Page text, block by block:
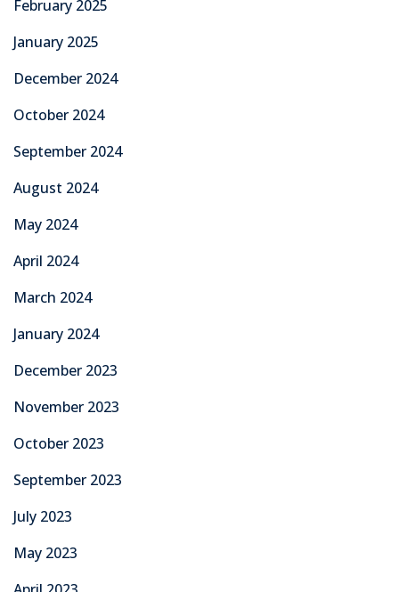
February 2025
January 2025
December 2024
October 2024
September 2024
August 2024
May 2024
April 2024
March 2024
January 2024
December 2023
November 2023
October 2023
September 2023
July 2023
May 2023